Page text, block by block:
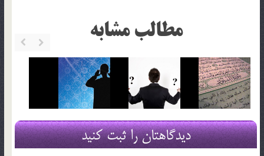
مطالب مشابه
دیدگاهتان را ثبت کنید